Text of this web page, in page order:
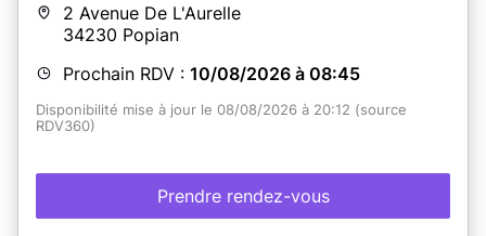
2 Avenue De L'Aurelle
34230 Popian
Prochain RDV : 10/08/2026 à 08:45
Disponibilité mise à jour le 08/08/2026 à 20:12 (source
RDV360)
Prendre rendez-vous